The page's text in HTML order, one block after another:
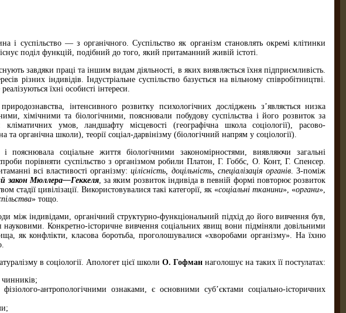
і суспільство — з органічного. Суспільство як організм становлять окремі клітинки
поділ функцій, подібний до того, який притаманний живій істоті.
завдяки праці та іншим видам діяльності, в яких виявляється їхня підприємливість.
різних індивідів. Індустріальне суспільство базується на вільному співробітництві.
їхні особисті інтереси.
інтенсивного розвитку психологічних дос­ліджень з’являється низка
хімічними та біоло­гічними, пояснювали побудову суспільства і його розвиток за
умов, ландшафту місцевості (географічна школа соціо­логії), расово-
органічна школи), теорії соціал-дарвінізму (біологічний напрям у соціології).
соціальне життя біологічними закономірностями, виявляючи загальні
порівняти суспільство з організмом робили Платон, Г. Гоббс, О. Конт, Г. Спенсер.
всі властивості організму:цілісність, доцільність, спеціалізація органів. З-поміж
закон Мюллера—Геккеля, за яким розвиток індивіда в певній формі повторює розвиток
цивілізації. Використовувалися такі категорії, як «соціальні тканини», «органи»,
» тощо.
між індивідами, органічний структурно-функціо­нальний підхід до його вивчення був,
Конкретно-історичне вивчення соціальних явищ вони підміняли довільними
як конфлікти, класова боротьба, проголошувалися «хворобами організму». На їхню
в соціології. Апологет цієї школи О. Гоф­ман наголошує на таких її постулатах:
чинників;
антропологічними ознаками, є основними суб’єк­тами соціально-історичних